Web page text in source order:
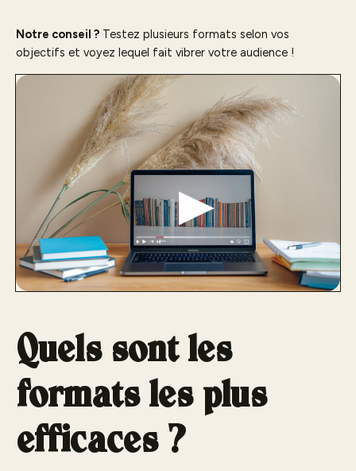
Notre conseil ? Testez plusieurs formats selon vos
objectifs et voyez lequel fait vibrer votre audience !
Quels sont les
formats les plus
efficaces ?